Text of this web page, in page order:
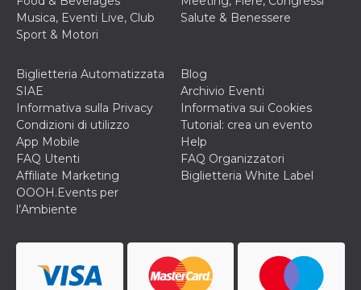
Musica, Eventi Live, Club
Salute & Benessere
Sport & Motori
Biglietteria Automatizzata
SIAE
Blog
Archivio Eventi
Informativa sulla Privacy
Informativa sui Cookies
Condizioni di utilizzo
Tutorial: crea un evento
App Mobile
Help
FAQ Utenti
FAQ Organizzatori
Affiliate Marketing
Biglietteria White Label
OOOH.Events per
l’Ambiente